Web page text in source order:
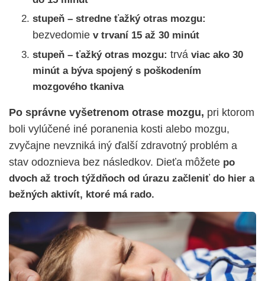
stupeň – stredne ťažký otras mozgu:
bezvedomie v trvaní 15 až 30 minút
stupeň – ťažký otras mozgu: trvá viac ako 30
minút a býva spojený s poškodením
mozgového tkaniva
Po správne vyšetrenom otrase mozgu, pri ktorom
boli vylúčené iné poranenia kosti alebo mozgu,
zvyčajne nevzniká iný ďalší zdravotný problém a
stav odoznieva bez následkov. Dieťa môžete po
dvoch až troch týždňoch od úrazu začleniť do hier a
bežných aktivít, ktoré má rado.